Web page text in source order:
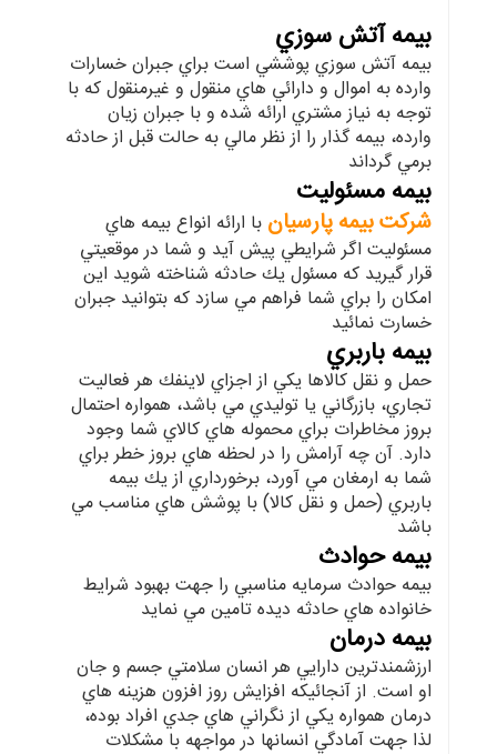
بيمه آتش سوزي
بيمه آتش سوزي پوششي است براي جبران خسارات
وارده به اموال و دارائي هاي منقول و غيرمنقول كه با
توجه به نياز مشتري ارائه شده و با جبران زيان
وارده، بيمه گذار را از نظر مالي به حالت قبل از حادثه
برمي گرداند
بيمه مسئوليت
شركت بيمه پارسيان با ارائه انواع بيمه هاي
مسئوليت اگر شرايطي پيش آيد و شما در موقعيتي
قرار گيريد كه مسئول يك حادثه شناخته شويد اين
امكان را براي شما فراهم مي سازد كه بتوانيد جبران
خسارت نمائيد
بيمه باربري
حمل و نقل كالاها يكي از اجزاي لاينفك هر فعاليت
تجاري، بازرگاني يا توليدي مي باشد، همواره احتمال
بروز مخاطرات براي محموله هاي كالاي شما وجود
دارد. آن چه آرامش را در لحظه هاي بروز خطر براي
شما به ارمغان مي آورد، برخورداري از يك بيمه
باربري (حمل و نقل كالا) با پوشش هاي مناسب مي
باشد
بيمه حوادث
بيمه حوادث سرمايه مناسبي را جهت بهبود شرايط
خانواده هاي حادثه ديده تامين مي نمايد
بيمه درمان
ارزشمندترين دارايي هر انسان سلامتي جسم و جان
او است. از آنجائيكه افزايش روز افزون هزينه هاي
درمان همواره يكي از نگراني هاي جدي افراد بوده،
لذا جهت آمادگي انسانها در مواجهه با مشكلات